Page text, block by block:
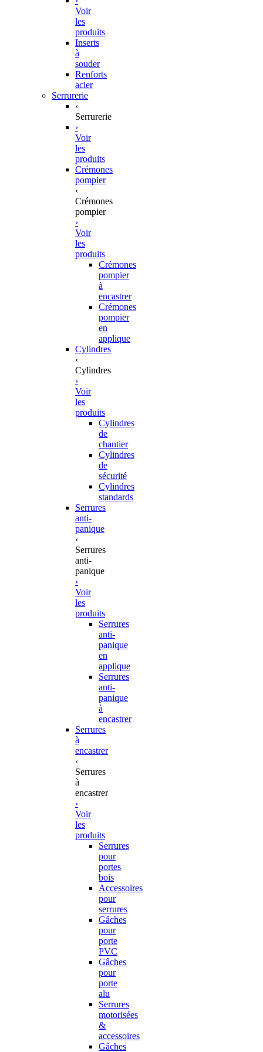
Voir
les
produits
Inserts
à
souder
Renforts
acier
Serrurerie
‹
Serrurerie
›
Voir
les
produits
Crémones
pompier
‹
Crémones
pompier
›
Voir
les
produits
Crémones
pompier
à
encastrer
Crémones
pompier
en
applique
Cylindres
‹
Cylindres
›
Voir
les
produits
Cylindres
de
chantier
Cylindres
de
sécurité
Cylindres
standards
Serrures
anti-
panique
‹
Serrures
anti-
panique
›
Voir
les
produits
Serrures
anti-
panique
en
applique
Serrures
anti-
panique
à
encastrer
Serrures
à
encastrer
‹
Serrures
à
encastrer
›
Voir
les
produits
Serrures
pour
portes
bois
Accessoires
pour
serrures
Gâches
pour
porte
PVC
Gâches
pour
porte
alu
Serrures
motorisées
&
accessoires
Gâches